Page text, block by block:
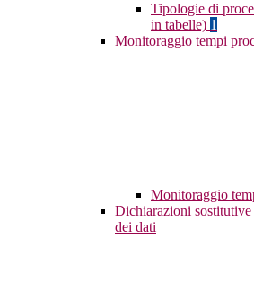
Tipologie di
in tabelle) 1
Monitoraggio tempi
Monitoraggio
Dichiarazioni
dei dati